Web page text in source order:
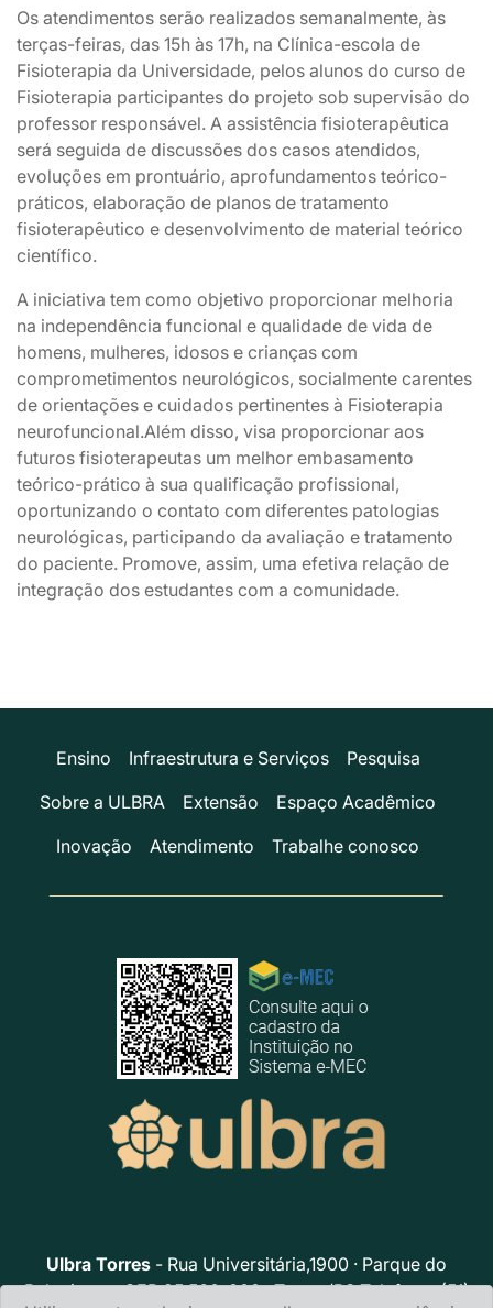
Os atendimentos serão realizados semanalmente, às
terças-feiras, das 15h às 17h, na Clínica-escola de
Fisioterapia da Universidade, pelos alunos do curso de
Fisioterapia participantes do projeto sob supervisão do
professor responsável. A assistência fisioterapêutica
será seguida de discussões dos casos atendidos,
evoluções em prontuário, aprofundamentos teórico-
práticos, elaboração de planos de tratamento
fisioterapêutico e desenvolvimento de material teórico
científico.
A iniciativa tem como objetivo proporcionar melhoria
na independência funcional e qualidade de vida de
homens, mulheres, idosos e crianças com
comprometimentos neurológicos, socialmente carentes
de orientações e cuidados pertinentes à Fisioterapia
neurofuncional.Além disso, visa proporcionar aos
futuros fisioterapeutas um melhor embasamento
teórico-prático à sua qualificação profissional,
oportunizando o contato com diferentes patologias
neurológicas, participando da avaliação e tratamento
do paciente. Promove, assim, uma efetiva relação de
integração dos estudantes com a comunidade.
Ensino Infraestrutura e Serviços
Pesquisa
Sobre a ULBRA
Extensão
Espaço Acadêmico
Inovação
Atendimento Trabalhe conosco
Ulbra Torres - Rua Universitária,1900 · Parque do
Balonismo · CEP 95.560-000 · Torres/RS Telefone: (51)